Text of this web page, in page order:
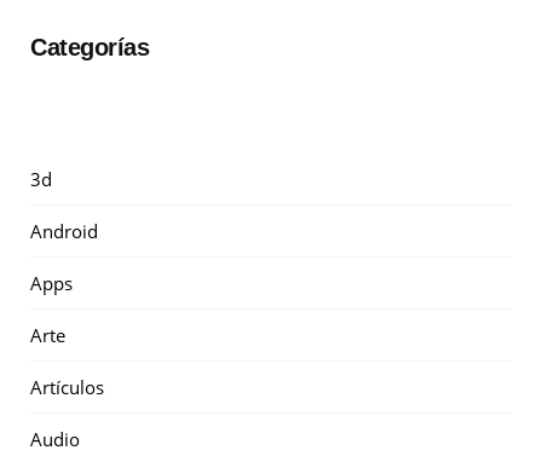
Categorías
3d
Android
Apps
Arte
Artículos
Audio